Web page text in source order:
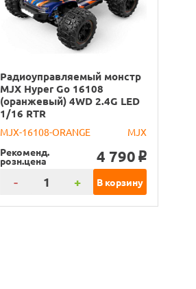
Радиоуправляемый монстр
MJX Hyper Go 16108
(оранжевый) 4WD 2.4G LED
1/16 RTR
MJX-16108-ORANGE
MJX
Рекоменд.
розн.цена 4 790 o
- + В корзину